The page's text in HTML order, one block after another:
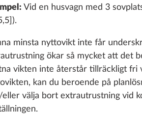
Vid en husvagn med 3
minsta nyttovikt inte får
ökar så mycket att det
vikten inte återstår tillräckligt fri
kan du beroende på
välja bort extrautrustning vid